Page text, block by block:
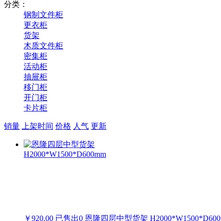
分类：
钢制文件柜
更衣柜
货架
木质文件柜
密集柜
活动柜
抽屉柜
移门柜
开门柜
卡片柜
销量 上架时间 价格 人气 更新
￥920.00 已售出0 恩隆四层中型货架